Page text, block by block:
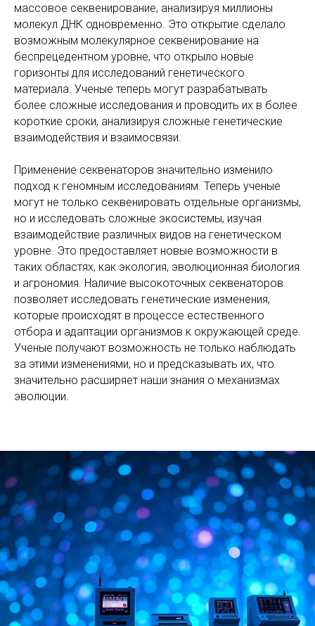
массовое секвенирование, анализируя миллионы
молекул ДНК одновременно. Это открытие сделало
возможным молекулярное секвенирование на
беспрецедентном уровне, что открыло новые
горизонты для исследований генетического
материала. Ученые теперь могут разрабатывать
более сложные исследования и проводить их в более
короткие сроки, анализируя сложные генетические
взаимодействия и взаимосвязи.
Применение секвенаторов значительно изменило
подход к геномным исследованиям. Теперь ученые
могут не только секвенировать отдельные организмы,
но и исследовать сложные экосистемы, изучая
взаимодействие различных видов на генетическом
уровне. Это предоставляет новые возможности в
таких областях, как экология, эволюционная биология
и агрономия. Наличие высокоточных секвенаторов
позволяет исследовать генетические изменения,
которые происходят в процессе естественного
отбора и адаптации организмов к окружающей среде.
Ученые получают возможность не только наблюдать
за этими изменениями, но и предсказывать их, что
значительно расширяет наши знания о механизмах
эволюции.